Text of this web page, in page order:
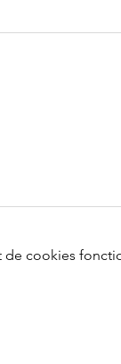
de cookies